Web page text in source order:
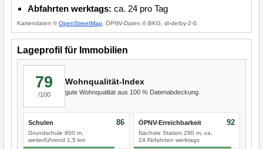
Abfahrten werktags: ca. 24 pro Tag
Kartendaten ©OpenStreetMap , ÖPNV-Daten © BKG, dl-de/by-2-0.
Lageprofil für Immobilien
79
/100
Wohnqualität-Index
gute Wohnqualität aus 100 % Datenabdeckung.
Schulen
Grundschule 800 m,
weiterführend 1,5 km
86 ÖPNV-Erreichbarkeit
Nächste Station 290 m, ca.
24 Abfahrten werktags
92